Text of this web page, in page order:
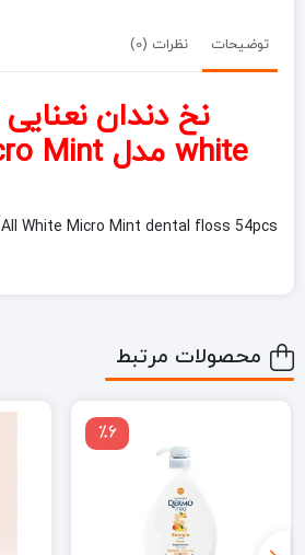
توضیحات نظرات (0)
All White Micro Mint dental floss 54pcs
محصولات مرتبط
٪6